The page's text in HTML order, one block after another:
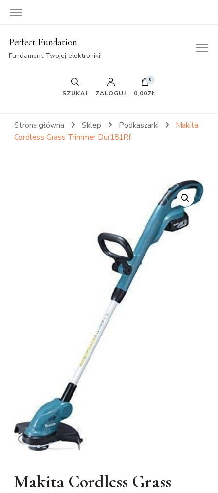
Perfect Fundation
Fundament Twojej elektroniki!
SZUKAJ ZALOGUJ
0
0,00ZŁ
Strona główna Sklep Podkaszarki
Makita
Cordless Grass Trimmer Dur181Rf
Makita Cordless Grass